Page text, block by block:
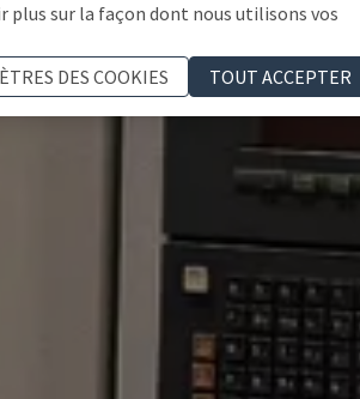
plus sur la façon dont nous utilisons vos
DES COOKIES
TOUT ACCEPTER